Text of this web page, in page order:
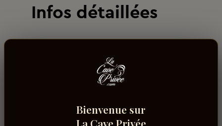
Infos détaillées
Bienvenue sur
La Cave Privée